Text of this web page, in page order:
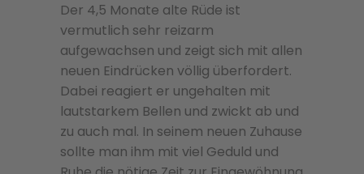
Der 4,5 Monate alte Rüde ist
vermutlich sehr reizarm
aufgewachsen und zeigt sich mit allen
neuen Eindrücken völlig überfordert.
Dabei reagiert er ungehalten mit
lautstarkem Bellen und zwickt ab und
zu auch mal. In seinem neuen Zuhause
sollte man ihm mit viel Geduld und